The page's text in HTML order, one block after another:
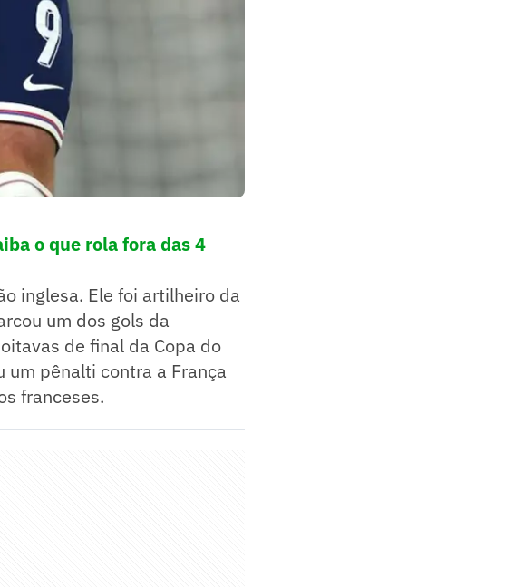
o que rola fora das 4
inglesa. Ele foi artilheiro da
um dos gols da
de final da Copa do
um pênalti contra a França
franceses.